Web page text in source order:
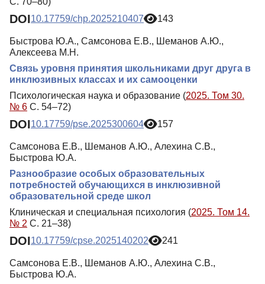
DOI10.17759/chp.2025210407 143
Быстрова Ю.А., Самсонова Е.В., Шеманов А.Ю.,
Алексеева М.Н.
Связь уровня принятия школьниками друг друга в
инклюзивных классах и их самооценки
Психологическая наука и образование (2025. Том 30.
№ 6 С. 54–72)
DOI10.17759/pse.2025300604 157
Самсонова Е.В., Шеманов А.Ю., Алехина С.В.,
Быстрова Ю.А.
Разнообразие особых образовательных
потребностей обучающихся в инклюзивной
образовательной среде школ
Клиническая и специальная психология (2025. Том 14.
№ 2 С. 21–38)
DOI10.17759/cpse.2025140202 241
Самсонова Е.В., Шеманов А.Ю., Алехина С.В.,
Быстрова Ю.А.